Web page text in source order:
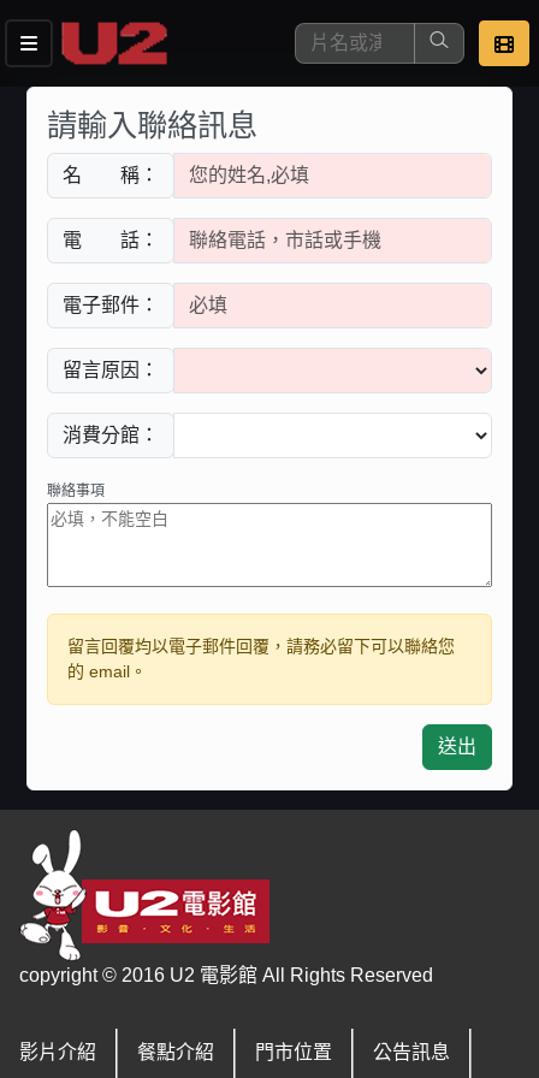
請輸入聯絡訊息
名 稱：
電 話：
電子郵件：
留言原因：
消費分館：
聯絡事項
留言回覆均以電子郵件回覆，請務必留下可以聯絡您
的 email。
送出
copyright © 2016 U2 電影館 All Rights Reserved
影片介紹 餐點介紹 門市位置 公告訊息